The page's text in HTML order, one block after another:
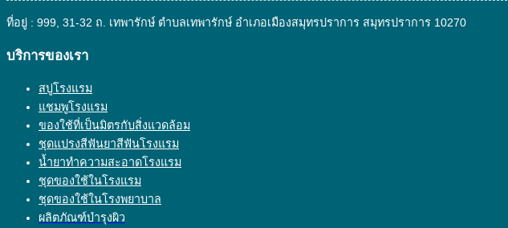
ที่อยู่ : 999, 31-32 ถ. เทพารักษ์ ตำบลเทพารักษ์ อำเภอเมืองสมุทรปราการ สมุทรปราการ 10270
บริการของเรา
สบู่โรงแรม
แชมพูโรงแรม
ของใช้ที่เป็นมิตรกับสิ่งแวดล้อม
ชุดแปรงสีฟันยาสีฟันโรงแรม
น้ำยาทำความสะอาดโรงแรม
ชุดของใช้ในโรงแรม
ชุดของใช้ในโรงพยาบาล
ผลิตภัณฑ์บำรุงผิว